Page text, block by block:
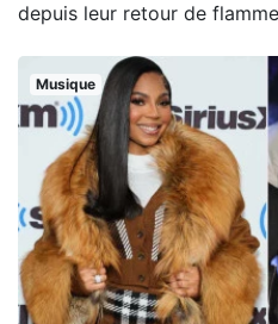
depuis leur retour de
Musique